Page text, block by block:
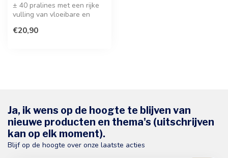
± 40 pralines met een rijke
vulling van vloeibare en
€20,90
Ja, ik wens op de hoogte te blijven van
nieuwe producten en thema's (uitschrijven
kan op elk moment).
Blijf op de hoogte over onze laatste acties